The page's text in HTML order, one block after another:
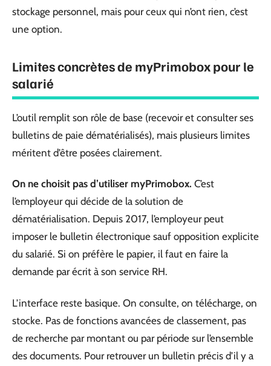
stockage personnel, mais pour ceux qui n’ont rien, c’est
une option.
Limites concrètes de myPrimobox pour le
salarié
L’outil remplit son rôle de base (recevoir et consulter ses
bulletins de paie dématérialisés), mais plusieurs limites
méritent d’être posées clairement.
On ne choisit pas d’utiliser myPrimobox. C’est
l’employeur qui décide de la solution de
dématérialisation. Depuis 2017, l’employeur peut
imposer le bulletin électronique sauf opposition explicite
du salarié. Si on préfère le papier, il faut en faire la
demande par écrit à son service RH.
L’interface reste basique. On consulte, on télécharge, on
stocke. Pas de fonctions avancées de classement, pas
de recherche par montant ou par période sur l’ensemble
des documents. Pour retrouver un bulletin précis d’il y a